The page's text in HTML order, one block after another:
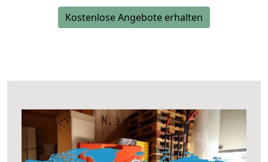
Kostenlose Angebote erhalten